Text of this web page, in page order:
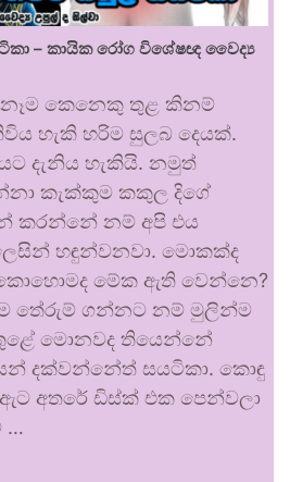
– කායික රෝග විශේෂඥ වෛද්‍ය
කෙනෙකු තුළ කිනම්
හැකි හරිම සුලබ දෙයක්.
දැනිය හැකියි. නමුත්
කැක්කුම කකුල දිගේ
කරන්නේ නම් අපි එය
හඳුන්වනවා. මොකක්ද
මේක ඇති වෙන්නෙ?
තේරුම් ගන්නට නම් මුලින්ම
මොනවද තියෙන්නේ
දක්වන්නේත් සයටිකා. කොඳු
අතරේ ඩිස්ක් එක පෙන්වලා
…